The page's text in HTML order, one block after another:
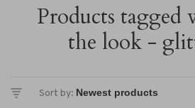
Products tagged
the look -
Sort by: